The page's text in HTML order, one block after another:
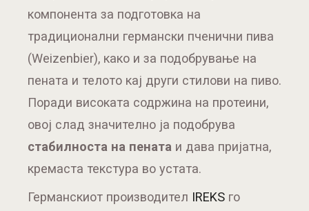
компонента за подготовка на
традиционални германски пченични пива
(Weizenbier), како и за подобрување на
пената и телото кај други стилови на пиво.
Поради високата содржина на протеини,
овој слад значително ја подобрува
стабилноста на пената и дава пријатна,
кремаста текстура во устата.
Германскиот производител IREKS го